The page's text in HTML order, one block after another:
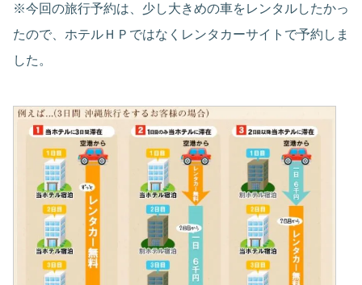
※今回の旅行予約は、少し大きめの車をレンタルしたかっ
たので、ホテルＨＰではなくレンタカーサイトで予約しま
した。